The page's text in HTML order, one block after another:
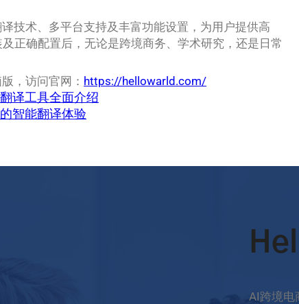
技术、多平台支持及丰富功能设置，为用户提供高
正确配置后，无论是跨境商务、学术研究，还是日常
，访问官网： https://hellowarld.com/
译工具全面介绍
智能翻译体验
AI跨境电